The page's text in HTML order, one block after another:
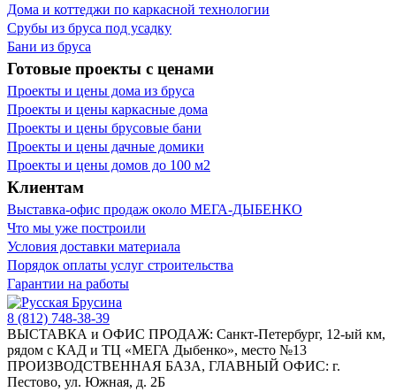
Дома и коттеджи по каркасной технологии
Срубы из бруса под усадку
Бани из бруса
Готовые проекты с ценами
Проекты и цены дома из бруса
Проекты и цены каркасные дома
Проекты и цены брусовые бани
Проекты и цены дачные домики
Проекты и цены домов до 100 м2
Клиентам
Выставка-офис продаж около МЕГА-ДЫБЕНКО
Что мы уже построили
Условия доставки материала
Порядок оплаты услуг строительства
Гарантии на работы
8 (812) 748-38-39
ВЫСТАВКА и ОФИС ПРОДАЖ: Санкт-Петербург, 12-ый км,
рядом с КАД и ТЦ «МЕГА Дыбенко», место №13
ПРОИЗВОДСТВЕННАЯ БАЗА, ГЛАВНЫЙ ОФИС: г.
Пестово, ул. Южная, д. 2Б